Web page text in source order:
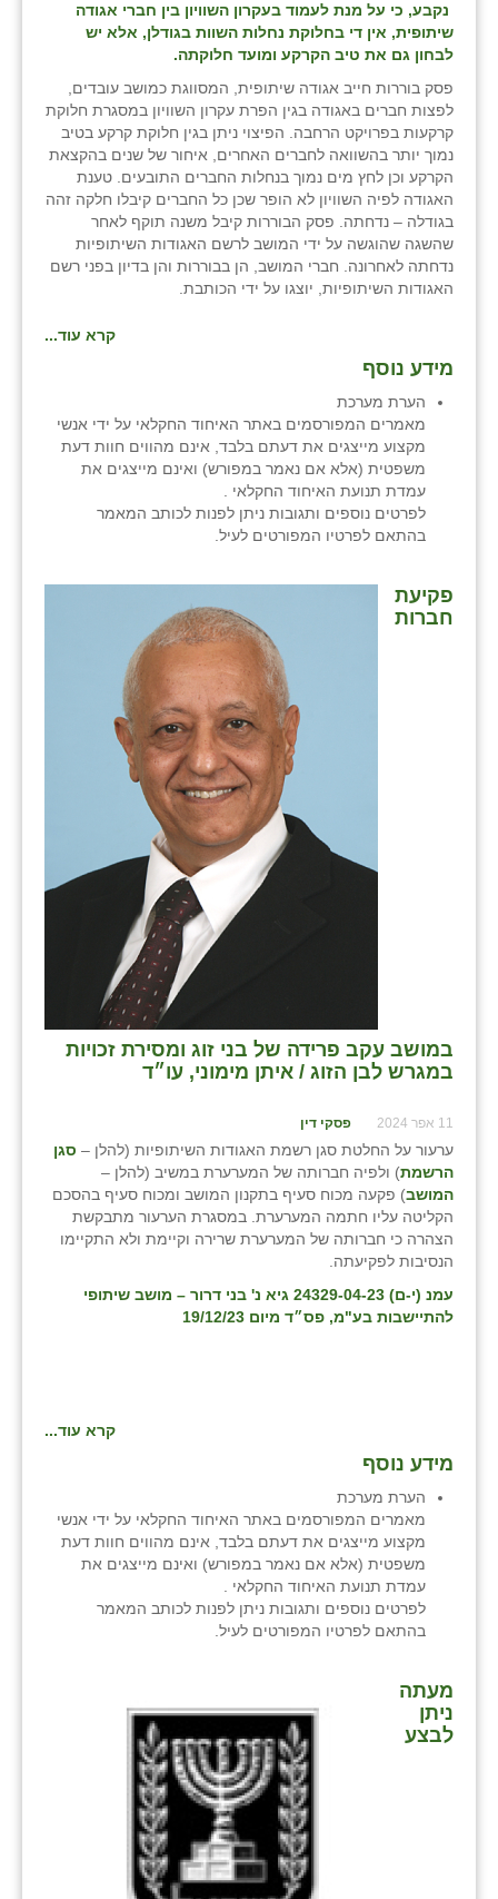
נקבע, כי על מנת לעמוד בעקרון השוויון בין חברי אגודה
שיתופית, אין די בחלוקת נחלות השוות בגודלן, אלא יש
לבחון גם את טיב הקרקע ומועד חלוקתה.
פסק בוררות חייב אגודה שיתופית, המסווגת כמושב עובדים,
לפצות חברים באגודה בגין הפרת עקרון השוויון במסגרת חלוקת
קרקעות בפרויקט הרחבה. הפיצוי ניתן בגין חלוקת קרקע בטיב
נמוך יותר בהשוואה לחברים האחרים, איחור של שנים בהקצאת
הקרקע וכן לחץ מים נמוך בנחלות החברים התובעים. טענת
האגודה לפיה השוויון לא הופר שכן כל החברים קיבלו חלקה זהה
בגודלה – נדחתה. פסק הבוררות קיבל משנה תוקף לאחר
שהשגה שהוגשה על ידי המושב לרשם האגודות השיתופיות
נדחתה לאחרונה. חברי המושב, הן בבוררות והן בדיון בפני רשם
האגודות השיתופיות, יוצגו על ידי הכותבת.
קרא עוד...
מידע נוסף
הערת מערכת
מאמרים המפורסמים באתר האיחוד החקלאי על ידי אנשי
מקצוע מייצגים את דעתם בלבד, אינם מהווים חוות דעת
משפטית (אלא אם נאמר במפורש) ואינם מייצגים את
עמדת תנועת האיחוד החקלאי .
לפרטים נוספים ותגובות ניתן לפנות לכותב המאמר
בהתאם לפרטיו המפורטים לעיל.
פקיעת
חברות
במושב עקב פרידה של בני זוג ומסירת זכויות
במגרש לבן הזוג / איתן מימוני, עו״ד
11 אפר 2024 פסקי דין
ערעור על החלטת סגן רשמת האגודות השיתופיות (להלן – סגן
הרשמת) ולפיה חברותה של המערערת במשיב (להלן –
המושב) פקעה מכוח סעיף בתקנון המושב ומכוח סעיף בהסכם
הקליטה עליו חתמה המערערת. במסגרת הערעור מתבקשת
הצהרה כי חברותה של המערערת שרירה וקיימת ולא התקיימו
הנסיבות לפקיעתה.
עמנ (י-ם) 24329-04-23 גיא נ' בני דרור – מושב שיתופי
להתיישבות בע"מ, פס״ד מיום 19/12/23
קרא עוד...
מידע נוסף
הערת מערכת
מאמרים המפורסמים באתר האיחוד החקלאי על ידי אנשי
מקצוע מייצגים את דעתם בלבד, אינם מהווים חוות דעת
משפטית (אלא אם נאמר במפורש) ואינם מייצגים את
עמדת תנועת האיחוד החקלאי .
לפרטים נוספים ותגובות ניתן לפנות לכותב המאמר
בהתאם לפרטיו המפורטים לעיל.
מעתה
ניתן
לבצע